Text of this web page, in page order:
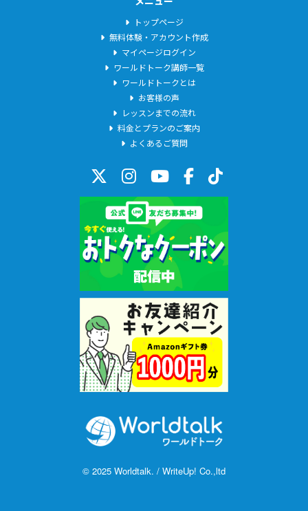
トップページ
無料体験・アカウント作成
マイページログイン
ワールドトーク講師一覧
ワールドトークとは
お客様の声
レッスンまでの流れ
料金とプランのご案内
よくあるご質問
© 2025 Worldtalk. / WriteUp! Co.,ltd